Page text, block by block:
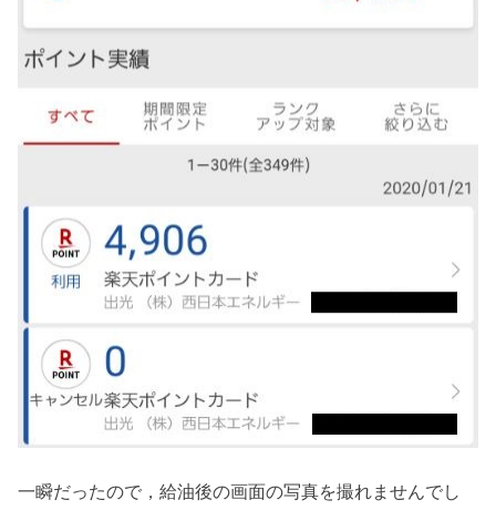
一瞬だったので，給油後の画面の写真を撮れませんでし